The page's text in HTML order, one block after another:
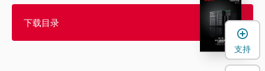
下载目录
支持